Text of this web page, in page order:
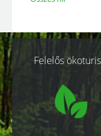
Kapcsolódó
oldalakFelelős